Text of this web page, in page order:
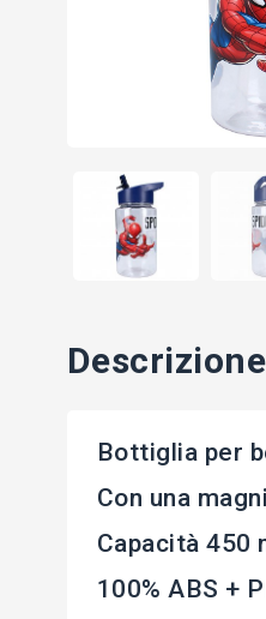
Bottiglia per
Con una
Capacità 450
100% ABS +